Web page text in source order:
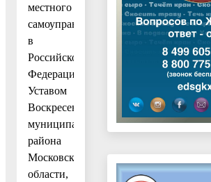
местного
самоуправления
в
Российской
Федерации»,
Уставом
Воскресенского
муниципального
района
Московской
области,